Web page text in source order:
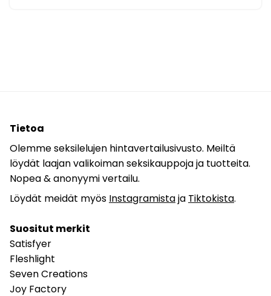
Tietoa
Olemme seksilelujen hintavertailusivusto. Meiltä
löydät laajan valikoiman seksikauppoja ja tuotteita.
Nopea & anonyymi vertailu.
Löydät meidät myös Instagramistaja Tiktokista.
Suositut merkit
Satisfyer
Fleshlight
Seven Creations
Joy Factory